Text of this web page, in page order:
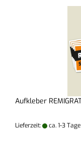
Aufkleber
Lieferzeit: ca. 1-3 Tage